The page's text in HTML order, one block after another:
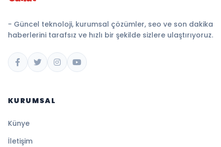
- Güncel teknoloji, kurumsal çözümler, seo ve son dakika
haberlerini tarafsız ve hızlı bir şekilde sizlere ulaştırıyoruz.
KURUMSAL
Künye
İletişim